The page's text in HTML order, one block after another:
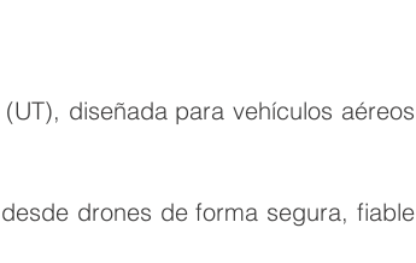
diseñada para vehículos aéreos
drones de forma segura, fiable